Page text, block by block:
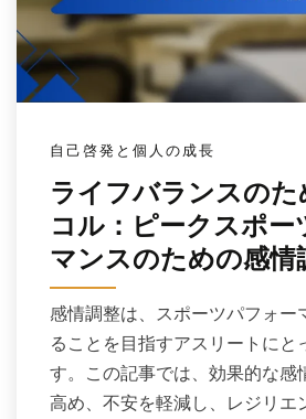
自己啓発と個人の成長
ライフバランスのた
コル：ピークスポー
マンスのための感情
感情調整は、スポーツパフォー
ることを目指すアスリートにと
す。この記事では、効果的な感
高め、不安を軽減し、レジリエ